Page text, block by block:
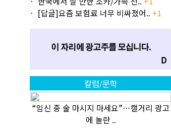
[답글]요즘 보험료 너무 비싸졌어.. +1
칼럼/문학
“임신 중 술 마시지 마세요”…캘거리 광고
에 놀란 ..